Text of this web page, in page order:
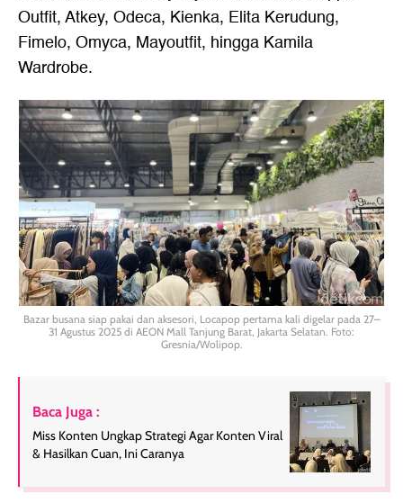
Outfit, Atkey, Odeca, Kienka, Elita Kerudung,
Fimelo, Omyca, Mayoutfit, hingga Kamila
Wardrobe.
Bazar busana siap pakai dan aksesori, Locapop pertama kali digelar pada 27–
31 Agustus 2025 di AEON Mall Tanjung Barat, Jakarta Selatan. Foto:
Gresnia/Wolipop.
Baca Juga :
Miss Konten Ungkap Strategi Agar Konten Viral
& Hasilkan Cuan, Ini Caranya